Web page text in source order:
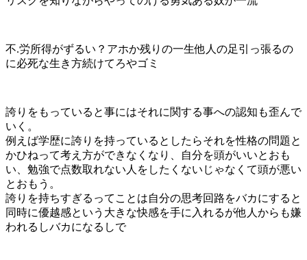
不.労所得がずるい？アホか残りの一生他人の足引っ張るの
に必死な生き方続けてろやゴミ
誇りをもっていると事にはそれに関する事への認知も歪んで
いく。
例えば学歴に誇りを持っているとしたらそれを性格の問題と
かひねって考え方ができなくなり、自分を頭がいいとおも
い、勉強で点数取れない人をしたくないじゃなくて頭が悪い
とおもう。
誇りを持ちすぎるってことは自分の思考回路をバカにすると
同時に優越感という大きな快感を手に入れるが他人からも嫌
われるしバカになるしで